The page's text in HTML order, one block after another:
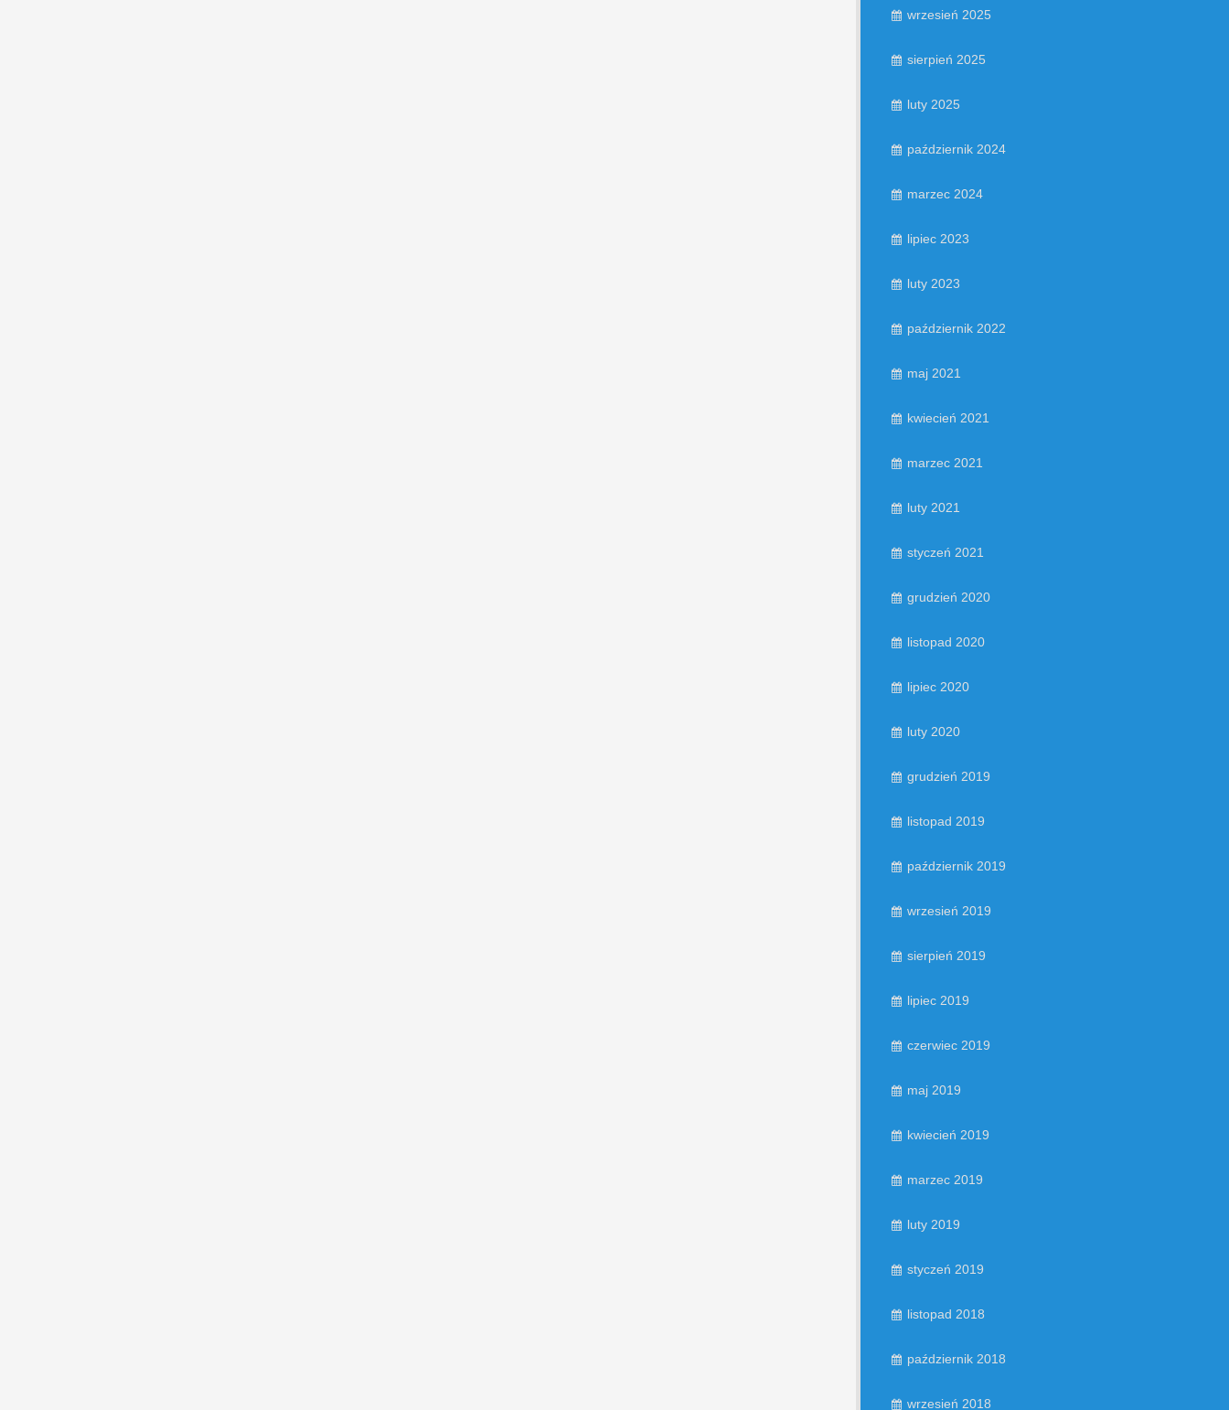
wrzesień 2025
sierpień 2025
luty 2025
październik 2024
marzec 2024
lipiec 2023
luty 2023
październik 2022
maj 2021
kwiecień 2021
marzec 2021
luty 2021
styczeń 2021
grudzień 2020
listopad 2020
lipiec 2020
luty 2020
grudzień 2019
listopad 2019
październik 2019
wrzesień 2019
sierpień 2019
lipiec 2019
czerwiec 2019
maj 2019
kwiecień 2019
marzec 2019
luty 2019
styczeń 2019
listopad 2018
październik 2018
wrzesień 2018